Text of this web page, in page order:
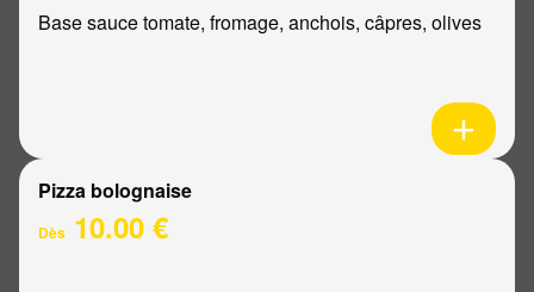
Base sauce tomate, fromage, anchois, câpres, olives
Pizza bolognaise
Dès 10.00 €